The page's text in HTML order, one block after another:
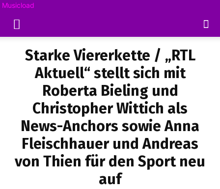
Musicload
Starke Viererkette / „RTL
Aktuell“ stellt sich mit
Roberta Bieling und
Christopher Wittich als
News-Anchors sowie Anna
Fleischhauer und Andreas
von Thien für den Sport neu
auf